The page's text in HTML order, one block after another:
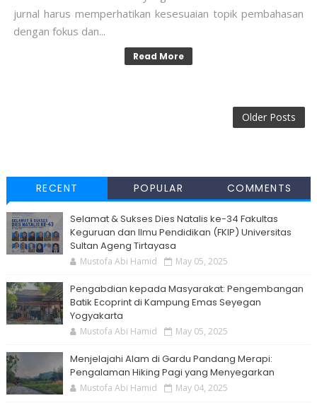
jurnal harus memperhatikan kesesuaian topik pembahasan
dengan fokus dan...
Read More
Older Posts
RECENT POPULAR COMMENTS
Selamat & Sukses Dies Natalis ke-34 Fakultas
Keguruan dan Ilmu Pendidikan (FKIP) Universitas
Sultan Ageng Tirtayasa
Mustofa Abi Hamid May 05, 2025
Pengabdian kepada Masyarakat: Pengembangan
Batik Ecoprint di Kampung Emas Seyegan
Yogyakarta
Mustofa Abi Hamid May 05, 2025
Menjelajahi Alam di Gardu Pandang Merapi:
Pengalaman Hiking Pagi yang Menyegarkan
Mustofa Abi Hamid May 04, 2025